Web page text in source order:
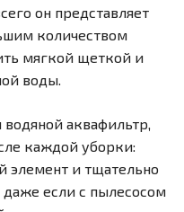
он представляет
количеством
мягкой щеткой и
воды.
водяной аквафильтр,
каждой уборки:
элемент и тщательно
если с пылесосом